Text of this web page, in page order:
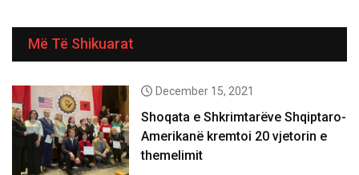
Më Të Shikuarat
December 15, 2021
Shoqata e Shkrimtarëve Shqiptaro-
Amerikanë kremtoi 20 vjetorin e
themelimit